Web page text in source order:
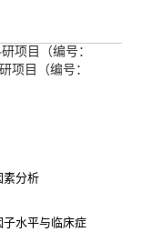
项目（编号：
项目（编号：